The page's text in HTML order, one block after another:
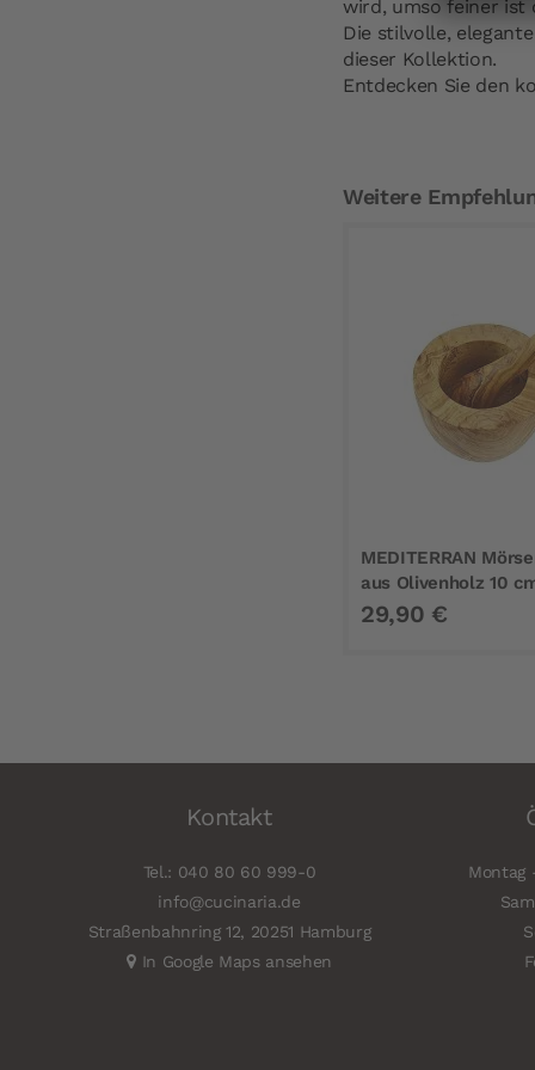
wird, umso feiner ist
Die stilvolle,
dieser Kollektion.
Entdecken Sie den
Weitere
MEDITERRAN
aus Olivenholz 10
29,90 €
Kontakt
Tel.: 040 80 60 999-0
info@cucinaria.de
Straßenbahnring 12, 20251 Hamburg
In Google Maps ansehen
Montag